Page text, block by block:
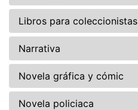
Libros para coleccionistas
Narrativa
Novela gráfica y cómic
Novela policiaca